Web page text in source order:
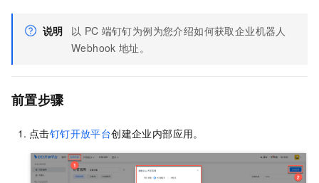
说明 以 PC 端钉钉为例为您介绍如何获取企业机器人
Webhook 地址。
前置步骤
点击钉钉开放平台创建企业内部应用。